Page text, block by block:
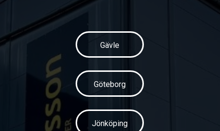
Gävle
Göteborg
Jönköping